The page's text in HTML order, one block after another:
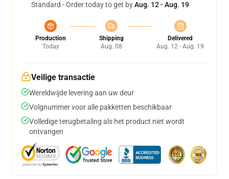
Standard - Order today to get byAug. 12 - Aug. 19
Production
Today
Shipping
Aug. 08
Delivered
Aug. 12 - Aug. 19
Veilige transactie
Wereldwijde levering aan uw deur
Volgnummer voor alle pakketten beschikbaar
Volledige terugbetaling als het product niet wordt
ontvangen